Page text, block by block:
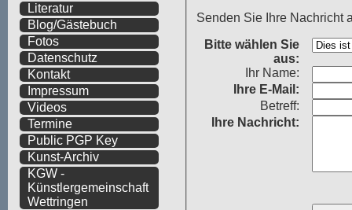
Senden Sie Ihre Nachricht
Bitte wählen Sie
aus:
Ihr Name:
IhreE-Mail:
Betreff:
Ihre Nachricht:
Literatur
Blog/Gästebuch
Fotos
Datenschutz
Kontakt
Impressum
Videos
Termine
Public PGP Key
Kunst-Archiv
KGW -
Künstlergemeinschaft
Wettringen